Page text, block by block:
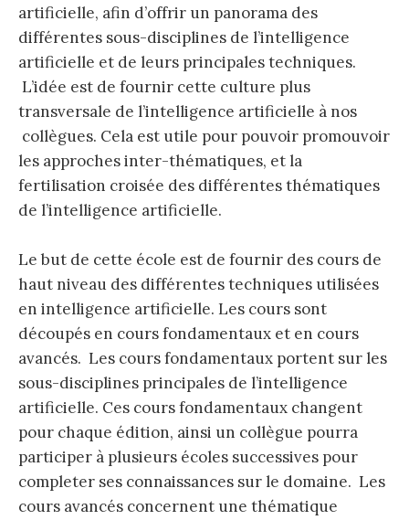
artificielle, afin d’offrir un panorama des
différentes sous-disciplines de l’intelligence
artificielle et de leurs principales techniques.
L’idée est de fournir cette culture plus
transversale de l’intelligence artificielle à nos
collègues. Cela est utile pour pouvoir promouvoir
les approches inter-thématiques, et la
fertilisation croisée des différentes thématiques
de l’intelligence artificielle.
Le but de cette école est de fournir des cours de
haut niveau des différentes techniques utilisées
en intelligence artificielle. Les cours sont
découpés en cours fondamentaux et en cours
avancés. Les cours fondamentaux portent sur les
sous-disciplines principales de l’intelligence
artificielle. Ces cours fondamentaux changent
pour chaque édition, ainsi un collègue pourra
participer à plusieurs écoles successives pour
completer ses connaissances sur le domaine. Les
cours avancés concernent une thématique